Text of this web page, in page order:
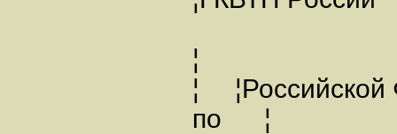
¦
¦ ¦Российской
по ¦